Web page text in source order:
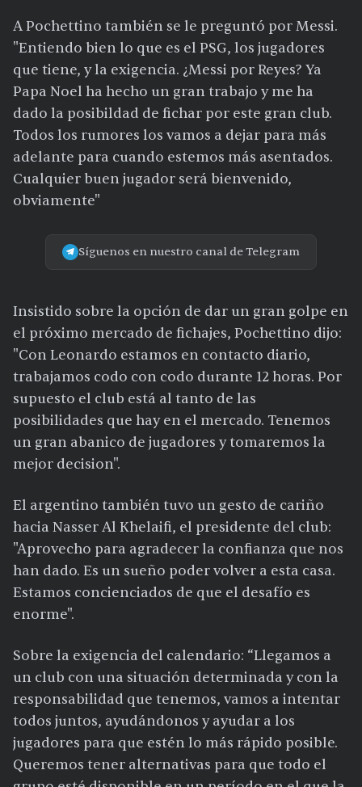
A Pochettino también se le preguntó por Messi.
"Entiendo bien lo que es el PSG, los jugadores
que tiene, y la exigencia. ¿Messi por Reyes? Ya
Papa Noel ha hecho un gran trabajo y me ha
dado la posibildad de fichar por este gran club.
Todos los rumores los vamos a dejar para más
adelante para cuando estemos más asentados.
Cualquier buen jugador será bienvenido,
obviamente"
Síguenos en nuestro canal de Telegram
Insistido sobre la opción de dar un gran golpe en
el próximo mercado de fichajes, Pochettino dijo:
"Con Leonardo estamos en contacto diario,
trabajamos codo con codo durante 12 horas. Por
supuesto el club está al tanto de las
posibilidades que hay en el mercado. Tenemos
un gran abanico de jugadores y tomaremos la
mejor decision".
El argentino también tuvo un gesto de cariño
hacia Nasser Al Khelaifi, el presidente del club:
"Aprovecho para agradecer la confianza que nos
han dado. Es un sueño poder volver a esta casa.
Estamos concienciados de que el desafío es
enorme".
Sobre la exigencia del calendario: “Llegamos a
un club con una situación determinada y con la
responsabilidad que tenemos, vamos a intentar
todos juntos, ayudándonos y ayudar a los
jugadores para que estén lo más rápido posible.
Queremos tener alternativas para que todo el